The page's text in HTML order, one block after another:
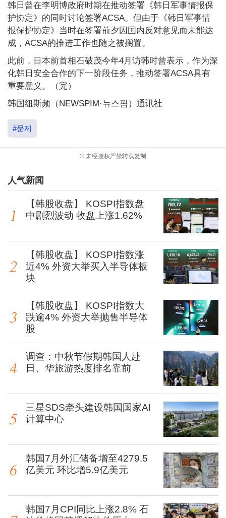
韩日曾在李明博政府时期在推动签署《韩日军事情报保
护协定》的同时讨论签署ACSA。但由于《韩日军事情
报保护协定》当时在签署前夕因国内反对意见而未能达
成，ACSA的推进工作也随之被搁置。
此前，日本前首相石破茂今年4月访韩时曾表示，作为深
化韩日安全合作的下一阶段任务，推动签署ACSA具有
重要意义。（完）
韩国纽斯频（NEWSPIM·뉴스핌）通讯社
#문제
© 未经授权严禁转载复制
人气新闻
【韩股收盘】 KOSPI指数盘
中剧烈波动 收盘上涨1.62%
【韩股收盘】 KOSPI指数涨
近4% 外资大举买入半导体板
块
【韩股收盘】 KOSPI指数大
跌逾4% 外资大举抛售半导体
股
调查：中秋节假期韩国人赴
日、华旅游热度排名靠前
三星SDS牵头建设韩国国家AI
计算中心
韩国7月外汇储备增至4279.5
亿美元 环比增5.9亿美元
韩国7月CPI同比上涨2.8% 石